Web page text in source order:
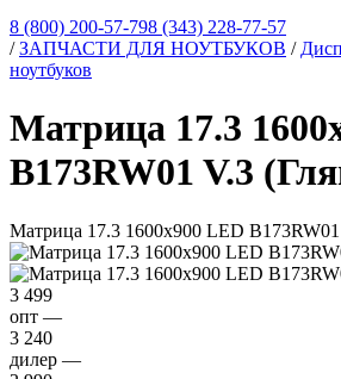
8 (800) 200-57-798 (343) 228-77-57
/ЗАПЧАСТИ ДЛЯ НОУТБУКОВ /
ноутбуков
Матрица 17.3
B173RW01 V.3
Матрица 17.3 1600x900 LED
3 499
опт —
3 240
дилер —